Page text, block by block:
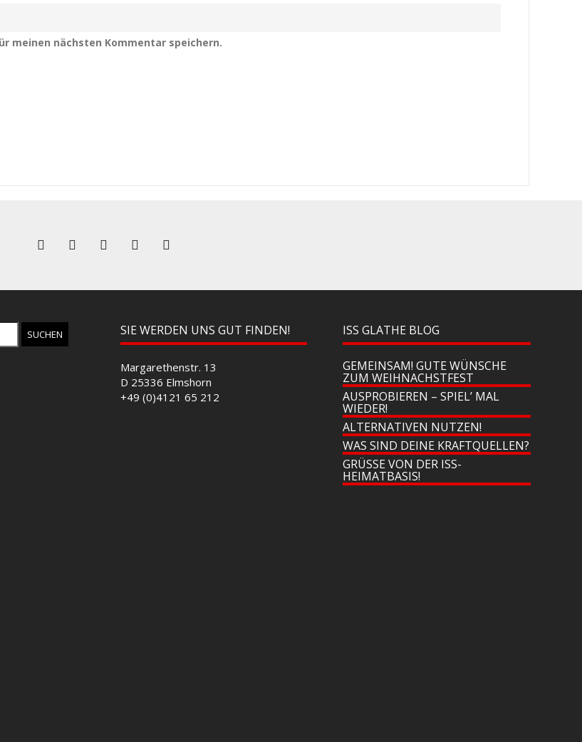
meinen nächsten Kommentar speichern.
SIE WERDEN UNS GUT FINDEN!
Margarethenstr. 13
D 25336 Elmshorn
+49 (0)4121 65 212
ISS GLATHE BLOG
GEMEINSAM! GUTE WÜNSCHE
ZUM WEIHNACHSTFEST
AUSPROBIEREN – SPIEL’ MAL
WIEDER!
ALTERNATIVEN NUTZEN!
WAS SIND DEINE KRAFTQUELLEN?
GRÜSSE VON DER ISS-H
EIMATBASIS!